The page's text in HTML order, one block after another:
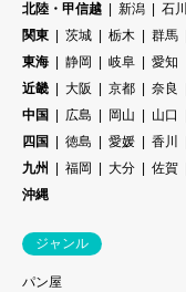
北陸・甲信越
新潟 石川
関東
茨城 栃木 群馬
東海
静岡 岐阜
愛知
近畿
大阪 京都 奈良
中国
広島 岡山 山口
四国
徳島 愛媛 香川
九州
福岡 大分 佐賀
沖縄
ジャンル
パン屋